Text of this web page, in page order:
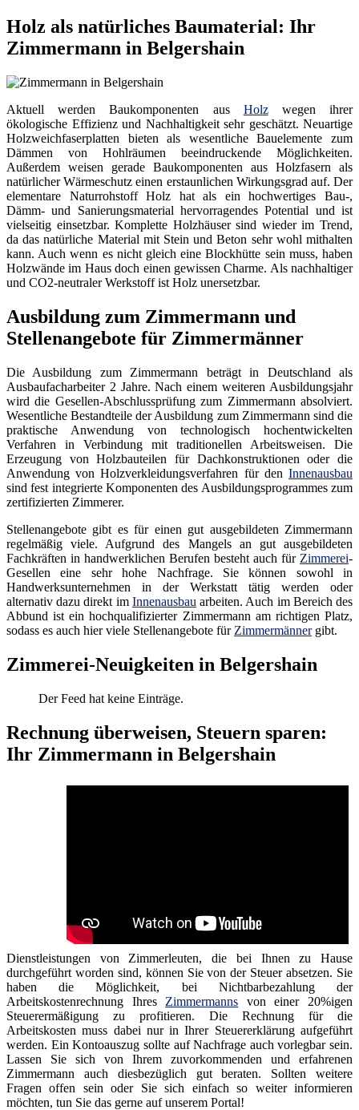
Holz als natürliches Baumaterial: Ihr
Zimmermann in Belgershain
Aktuell werden Baukomponenten aus Holzwegen ihrer
ökologische Effizienz und Nachhaltigkeit sehr geschätzt. Neuartige
Holzweichfaserplatten bieten als wesentliche Bauelemente zum
Dämmen von Hohlräumen beeindruckende Möglichkeiten.
Außerdem weisen gerade Baukomponenten aus Holzfasern als
natürlicher Wärmeschutz einen erstaunlichen Wirkungsgrad auf. Der
elementare Naturrohstoff Holz hat als ein hochwertiges Bau-,
Dämm- und Sanierungsmaterial hervorragendes Potential und ist
vielseitig einsetzbar. Komplette Holzhäuser sind wieder im Trend,
da das natürliche Material mit Stein und Beton sehr wohl mithalten
kann. Auch wenn es nicht gleich eine Blockhütte sein muss, haben
Holzwände im Haus doch einen gewissen Charme. Als nachhaltiger
und CO2-neutraler Werkstoff ist Holz unersetzbar.
Ausbildung zum Zimmermann und
Stellenangebote für Zimmermänner
Die Ausbildung zum Zimmermann beträgt in Deutschland als
Ausbaufacharbeiter 2 Jahre. Nach einem weiteren Ausbildungsjahr
wird die Gesellen-Abschlussprüfung zum Zimmermann absolviert.
Wesentliche Bestandteile der Ausbildung zum Zimmermann sind die
praktische Anwendung von technologisch hochentwickelten
Verfahren in Verbindung mit traditionellen Arbeitsweisen. Die
Erzeugung von Holzbauteilen für Dachkonstruktionen oder die
Anwendung von Holzverkleidungsverfahren für den Innenausbau
sind fest integrierte Komponenten des Ausbildungsprogrammes zum
zertifizierten Zimmerer.
Stellenangebote gibt es für einen gut ausgebildeten Zimmermann
regelmäßig viele. Aufgrund des Mangels an gut ausgebildeten
Fachkräften in handwerklichen Berufen besteht auch für Zimmerei-
Gesellen eine sehr hohe Nachfrage. Sie können sowohl in
Handwerksunternehmen in der Werkstatt tätig werden oder
alternativ dazu direkt im Innenausbau arbeiten. Auch im Bereich des
Abbund ist ein hochqualifizierter Zimmermann am richtigen Platz,
sodass es auch hier viele Stellenangebote für Zimmermännergibt.
Zimmerei-Neuigkeiten in Belgershain
Der Feed hat keine Einträge.
Rechnung überweisen, Steuern sparen:
Ihr Zimmermann in Belgershain
Dienstleistungen von Zimmerleuten, die bei Ihnen zu Hause
durchgeführt worden sind, können Sie von der Steuer absetzen. Sie
haben die Möglichkeit, bei Nichtbarbezahlung der
Arbeitskostenrechnung Ihres Zimmermanns von einer 20%igen
Steuerermäßigung zu profitieren. Die Rechnung für die
Arbeitskosten muss dabei nur in Ihrer Steuererklärung aufgeführt
werden. Ein Kontoauszug sollte auf Nachfrage auch vorlegbar sein.
Lassen Sie sich von Ihrem zuvorkommenden und erfahrenen
Zimmermann auch diesbezüglich gut beraten. Sollten weitere
Fragen offen sein oder Sie sich einfach so weiter informieren
möchten, tun Sie das gerne auf unserem Portal!